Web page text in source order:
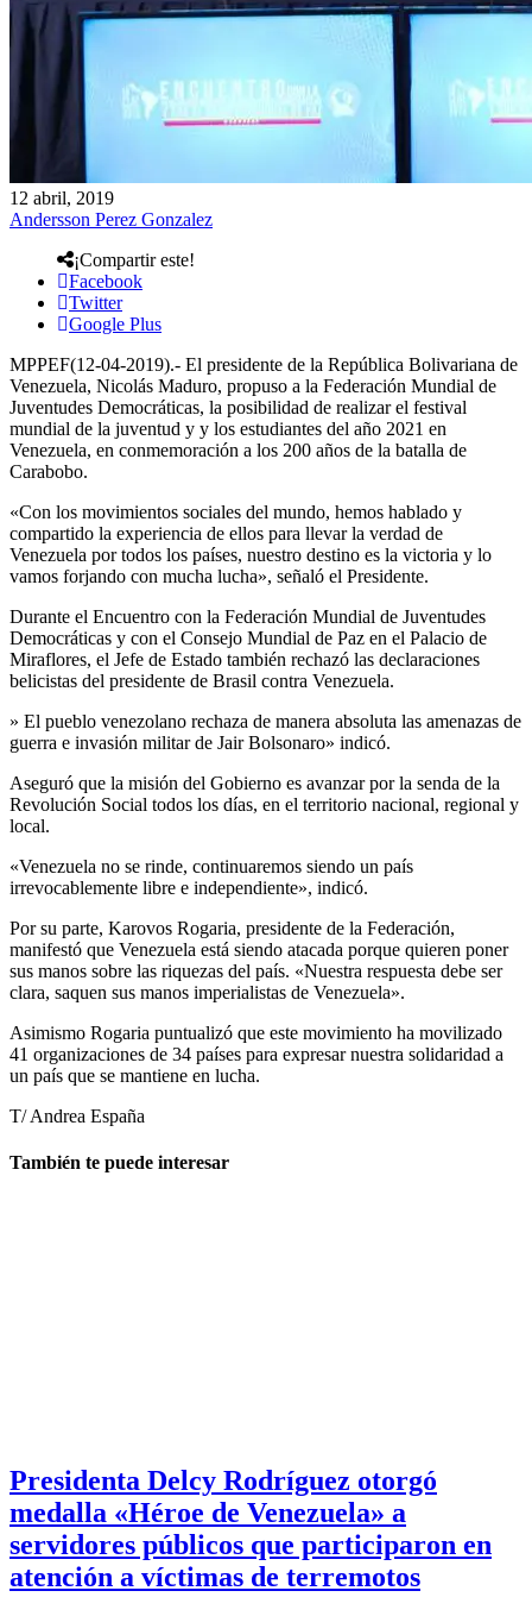
12 abril, 2019
Andersson Perez Gonzalez
¡Compartir este!
Facebook
Twitter
Google Plus
MPPEF(12-04-2019).- El presidente de la República Bolivariana de
Venezuela, Nicolás Maduro, propuso a la Federación Mundial de
Juventudes Democráticas, la posibilidad de realizar el festival
mundial de la juventud y y los estudiantes del año 2021 en
Venezuela, en conmemoración a los 200 años de la batalla de
Carabobo.
«Con los movimientos sociales del mundo, hemos hablado y
compartido la experiencia de ellos para llevar la verdad de
Venezuela por todos los países, nuestro destino es la victoria y lo
vamos forjando con mucha lucha», señaló el Presidente.
Durante el Encuentro con la Federación Mundial de Juventudes
Democráticas y con el Consejo Mundial de Paz en el Palacio de
Miraflores, el Jefe de Estado también rechazó las declaraciones
belicistas del presidente de Brasil contra Venezuela.
» El pueblo venezolano rechaza de manera absoluta las amenazas de
guerra e invasión militar de Jair Bolsonaro» indicó.
Aseguró que la misión del Gobierno es avanzar por la senda de la
Revolución Social todos los días, en el territorio nacional, regional y
local.
«Venezuela no se rinde, continuaremos siendo un país
irrevocablemente libre e independiente», indicó.
Por su parte, Karovos Rogaria, presidente de la Federación,
manifestó que Venezuela está siendo atacada porque quieren poner
sus manos sobre las riquezas del país. «Nuestra respuesta debe ser
clara, saquen sus manos imperialistas de Venezuela».
Asimismo Rogaria puntualizó que este movimiento ha movilizado
41 organizaciones de 34 países para expresar nuestra solidaridad a
un país que se mantiene en lucha.
T/ Andrea España
También te puede interesar
Presidenta Delcy Rodríguez otorgó
medalla «Héroe de Venezuela» a
servidores públicos que participaron en
atención a víctimas de terremotos